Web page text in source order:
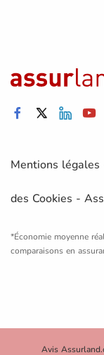
Mentions légales
des Cookies -
*Économie moyenne
comparaisons en
Avis